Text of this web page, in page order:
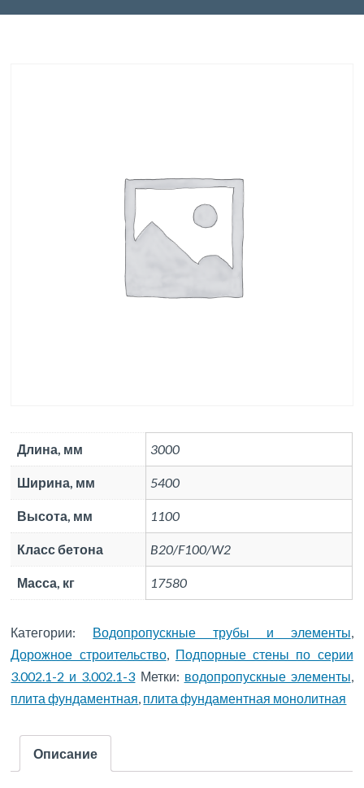
Длина, мм 3000
Ширина, мм 5400
Высота, мм 1100
Класс бетона B20/F100/W2
Масса, кг 17580
Категории: Водопропускные трубы и элементы
Дорожное строительство, Подпорные стены по серии
3.002.1-2 и 3.002.1-3 Метки: водопропускные элементы
плита фундаментная плита фундаментная монолитная
Описание